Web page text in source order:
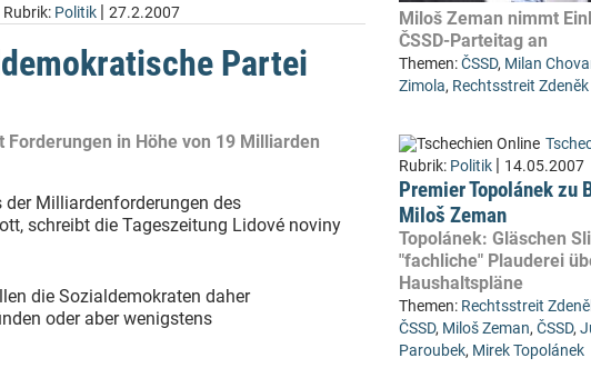
Rubrik: Politik | 27.2.2007
Partei
in Höhe von 19 Milliarden
der Milliardenforderungen des
schreibt die Tageszeitung Lidové noviny
die Sozialdemokraten daher
oder aber wenigstens
Miloš Zeman nimmt
ČSSD-Parteitag an
Themen:ČSSD, Milan
Zimola, Rechtsstreit Zdeněk
Rubrik: Politik | 14.05.2007
Premier Topolánek zu
Miloš Zeman
Topolánek: Gläschen
"fachliche" Plauderei
Haushaltspläne
Themen: Rechtsstreit
ČSSD, Miloš Zeman, ČSSD,
Paroubek, Mirek Topolánek